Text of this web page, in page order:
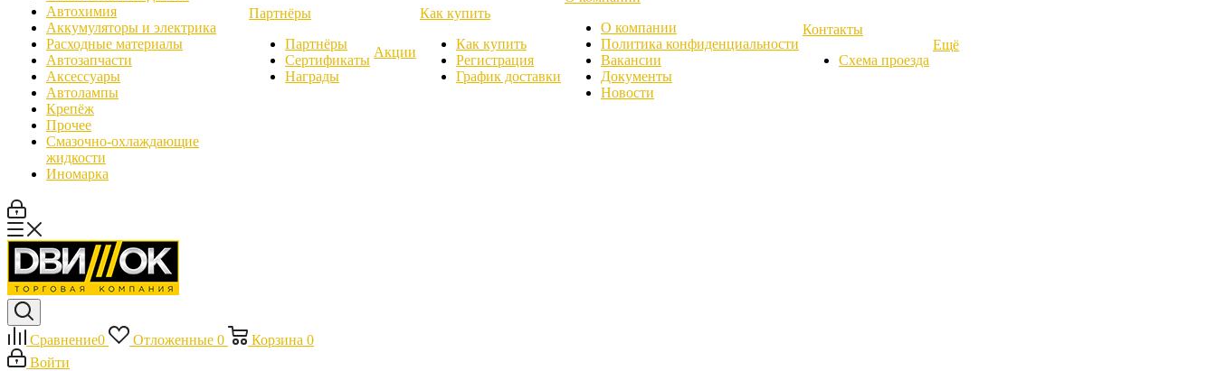
Автохимия
Аккумуляторы и электрика
Расходные материалы
Автозапчасти
Аксессуары
Автолампы
Крепёж
Прочее
Смазочно-охлаждающие
жидкости
Иномарка
Партнёры
Партнёры
Сертификаты
Награды
Акции
Как купить
Как купить
Регистрация
График доставки
О компании
Политика конфиденциальности
Вакансии
Документы
Новости
Контакты
Схема проезда
Ещё
Сравнение0 Отложенные 0 Корзина 0
Войти